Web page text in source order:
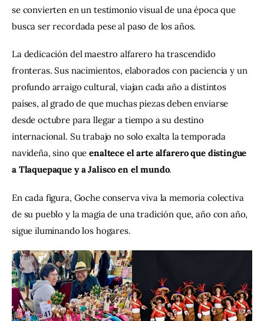
se convierten en un testimonio visual de una época que
busca ser recordada pese al paso de los años.
La dedicación del maestro alfarero ha trascendido
fronteras. Sus nacimientos, elaborados con paciencia y un
profundo arraigo cultural, viajan cada año a distintos
países, al grado de que muchas piezas deben enviarse
desde octubre para llegar a tiempo a su destino
internacional. Su trabajo no solo exalta la temporada
navideña, sino que enaltece el arte alfarero que distingue
a Tlaquepaque y a Jalisco en el mundo.
En cada figura, Goche conserva viva la memoria colectiva
de su pueblo y la magia de una tradición que, año con año,
sigue iluminando los hogares.